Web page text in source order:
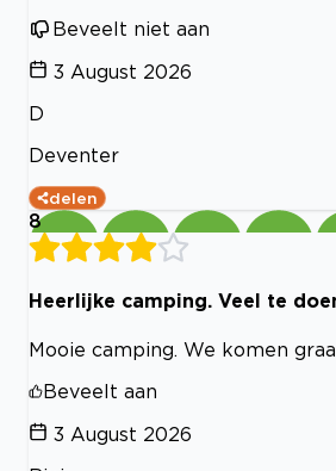
Beveelt niet aan
3 August 2026
D
Deventer
delen
8
Heerlijke camping. Veel te
Mooie camping. We komen
Beveelt aan
3 August 2026